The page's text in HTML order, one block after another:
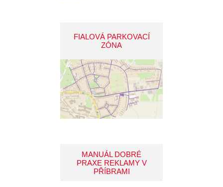
FIALOVÁ PARKOVACÍ
ZÓNA
MANUÁL DOBRÉ
PRAXE REKLAMY V
PŘÍBRAMI